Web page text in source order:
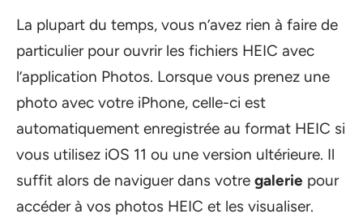
La plupart du temps, vous n’avez rien à faire de
particulier pour ouvrir les fichiers HEIC avec
l’application Photos. Lorsque vous prenez une
photo avec votre iPhone, celle-ci est
automatiquement enregistrée au format HEIC si
vous utilisez iOS 11 ou une version ultérieure. Il
suffit alors de naviguer dans votre galerie pour
accéder à vos photos HEIC et les visualiser.